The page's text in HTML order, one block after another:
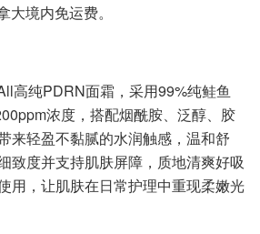
境内免运费。
高纯PDRN面霜，采用99%纯鲑鱼
浓度，搭配烟酰胺、泛醇、胶
来轻盈不黏腻的水润触感，温和舒
致度并支持肌肤屏障，质地清爽好吸
用，让肌肤在日常护理中重现柔嫩光